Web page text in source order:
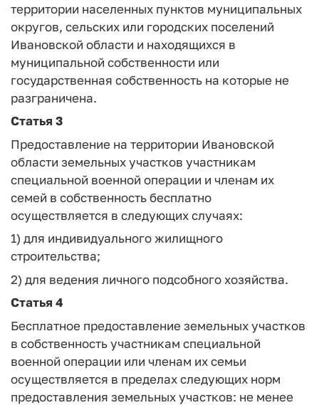
территории населенных пунктов муниципальных
округов, сельских или городских поселений
Ивановской области и находящихся в
муниципальной собственности или
государственная собственность на которые не
разграничена.
Статья 3
Предоставление на территории Ивановской
области земельных участков участникам
специальной военной операции и членам их
семей в собственность бесплатно
осуществляется в следующих случаях:
1) для индивидуального жилищного
строительства;
2) для ведения личного подсобного хозяйства.
Статья 4
Бесплатное предоставление земельных участков
в собственность участникам специальной
военной операции или членам их семьи
осуществляется в пределах следующих норм
предоставления земельных участков: не менее